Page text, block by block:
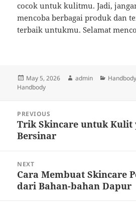
cocok untuk kulitmu. Jadi,
mencoba berbagai produk dan
terbaik untukmu. Selamat
Posted
on
May 5, 2026 Author
admin Categories
Handbody
Handbody
navigation
PREVIOUS
Previous
post:
Trik Skincare untuk Kulit
Bersinar
NEXT
Next
post:
Cara Membuat Skincare
dari Bahan-bahan Dapur